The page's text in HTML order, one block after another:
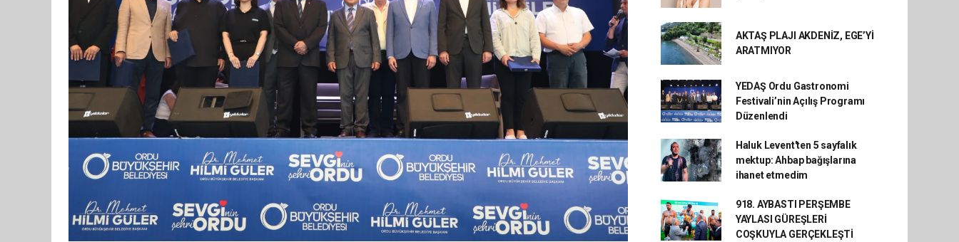
AKTAŞ PLAJI AKDENİZ, EGE’Yİ
ARATMIYOR
YEDAŞ Ordu Gastronomi
Festivali’nin Açılış Programı
Düzenlendi
Haluk Levent'ten 5 sayfalık
mektup: Ahbap bağışlarına
ihanet etmedim
918. AYBASTI PERŞEMBE
YAYLASI GÜREŞLERİ
COŞKUYLA GERÇEKLEŞTİ